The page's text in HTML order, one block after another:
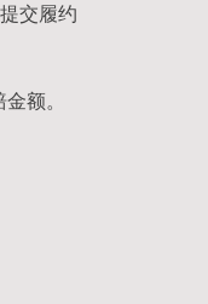
交履约
额。